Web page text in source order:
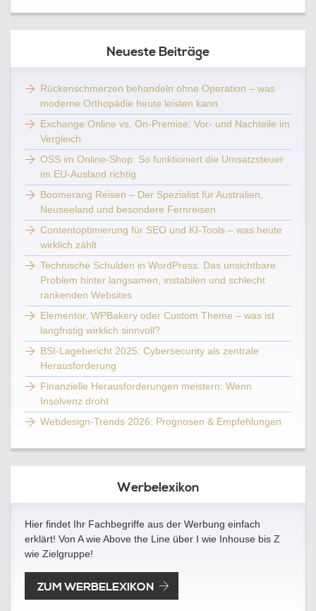
Neueste Beiträge
Rückenschmerzen behandeln ohne Operation – was
moderne Orthopädie heute leisten kann
Exchange Online vs. On-Premise: Vor- und Nachteile im
Vergleich
OSS im Online-Shop: So funktioniert die Umsatzsteuer
im EU-Ausland richtig
Boomerang Reisen – Der Spezialist für Australien,
Neuseeland und besondere Fernreisen
Contentoptimierung für SEO und KI-Tools – was heute
wirklich zählt
Technische Schulden in WordPress: Das unsichtbare
Problem hinter langsamen, instabilen und schlecht
rankenden Websites
Elementor, WPBakery oder Custom Theme – was ist
langfristig wirklich sinnvoll?
BSI-Lagebericht 2025: Cybersecurity als zentrale
Herausforderung
Finanzielle Herausforderungen meistern: Wenn
Insolvenz droht
Webdesign-Trends 2026: Prognosen & Empfehlungen
Werbelexikon
Hier findet Ihr Fachbegriffe aus der Werbung einfach
erklärt! Von A wie Above the Line über I wie Inhouse bis Z
wie Zielgruppe!
ZUM WERBELEXIKON